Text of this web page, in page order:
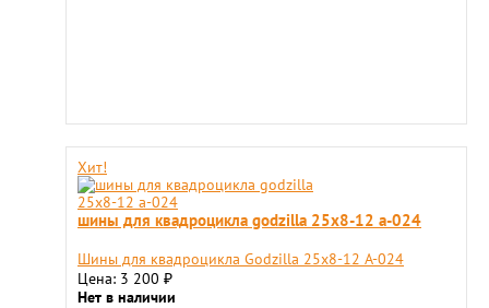
Хит!
шины для квадроцикла godzilla 25х8-12 a-024
Шины для квадроцикла Godzilla 25х8-12 A-024
Цена: 3 200 ₽
Нет в наличии